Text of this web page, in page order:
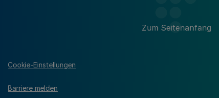
Zum Seitenanfang
Cookie-Einstellungen
Barriere melden